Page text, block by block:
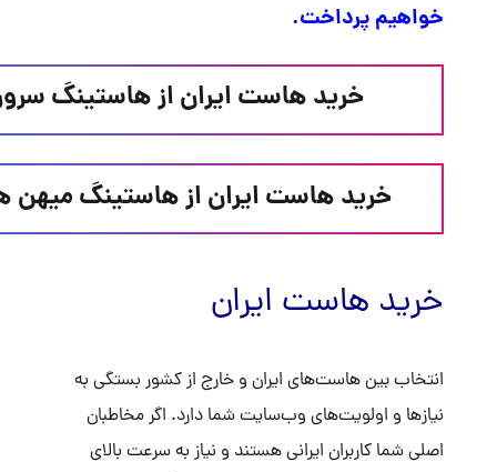
خواهیم پرداخت.
خرید هاست ایران از هاستینگ
خرید هاست ایران از هاستینگ
خرید هاست ایران
انتخاب بین هاست‌های ایران و خارج از کشور بستگی به
نیازها و اولویت‌های وب‌سایت شما دارد. اگر مخاطبان
اصلی شما کاربران ایرانی هستند و نیاز به سرعت بالای